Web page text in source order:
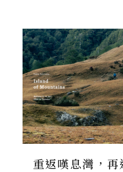
重返嘆息灣，